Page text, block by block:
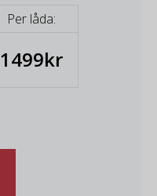
Per låda:
1499kr